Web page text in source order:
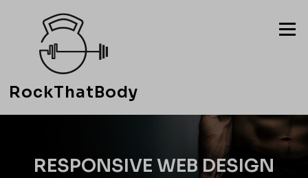
RockThatBody
Menu
RESPONSIVE WEB DESIGN